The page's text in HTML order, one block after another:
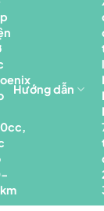
Hướng dẫn